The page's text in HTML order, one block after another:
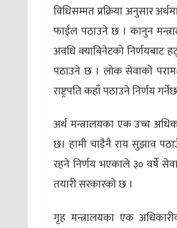
विधिसम्मत प्रक्रिया अनुसार
फाईल पठाउने छ । कानुन
अवधि क्याबिनेटको
पठाउने छ । लोक सेवाको
राष्ट्रपति कहाँ पठाउने निर्णय
अर्थ मन्त्रालयका एक उच्च
छ। हामी चाडैनै राय सुझाव
रहने निर्णय भएकाले ३० वर्षे
तयारी सरकारको छ ।
गृह मन्त्रालयका एक